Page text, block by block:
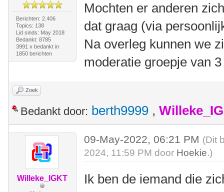
Berichten: 2.406
Topics: 138
Lid sinds: May 2018
Bedankt: 8785
3991 x bedankt in
1850 berichten
Mochten er anderen
dat graag (via
Na overleg kunnen we
moderatie groepje van
Zoek
Bedankt door: berth9999 ,
Willeke_IGKT
09-May-2022, 06:21 PM (Dit
2024, 11:59 PM door Hoekie.)
Ik ben de iemand die